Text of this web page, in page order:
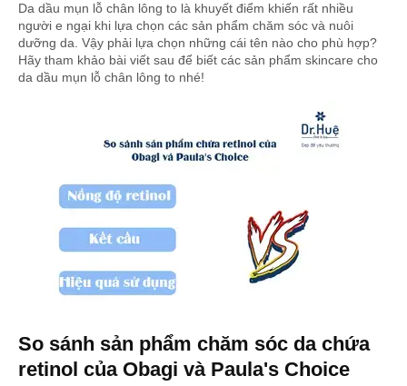
Da dầu mụn lỗ chân lông to là khuyết điểm khiến rất nhiều
người e ngại khi lựa chọn các sản phẩm chăm sóc và nuôi
dưỡng da. Vậy phải lựa chọn những cái tên nào cho phù hợp?
Hãy tham khảo bài viết sau để biết các sản phẩm skincare cho
da dầu mụn lỗ chân lông to nhé!
So sánh sản phẩm chăm sóc da chứa
retinol của Obagi và Paula's Choice